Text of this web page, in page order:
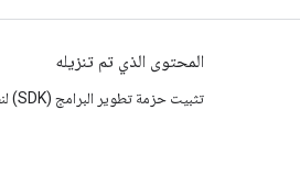
المحتوى الذي تم تنزيله
تثبيت حزمة تطوير البرامج (SDK) لنظام التشغيل Android